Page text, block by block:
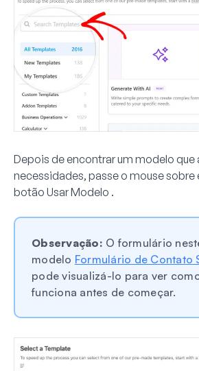
Depois de encontrar um modelo que
necessidades, passe o mouse sobre
botão Usar Modelo .
Observação: O formulário
modelo Formulário de Contato
pode visualizá-lo para ver
funciona antes de começar.